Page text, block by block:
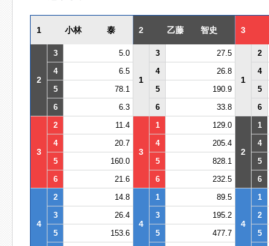
1 小林 泰 2 乙藤 智史 3
2
3 5.0
1
3 27.5
1
2
4
6.5 4 26.8
4
5
78.1 5 190.9
5
6
6.3 6 33.8 6
3
2 11.4
3
1 129.0
2
1
4
20.7 4 205.4
4
5
160.0 5 828.1
5
6
21.6 6 232.5 6
4
2 14.8
4
1 89.5
4
1
3
26.4 3 195.2
2
5
153.6 5 477.7
5